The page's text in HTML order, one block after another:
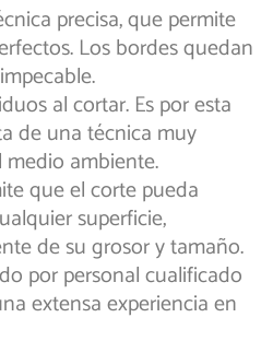
precisa, que permite
Los bordes quedan
al cortar. Es por esta
de una técnica muy
ambiente.
que el corte pueda
superficie,
de su grosor y tamaño.
por personal cualificado
extensa experiencia en